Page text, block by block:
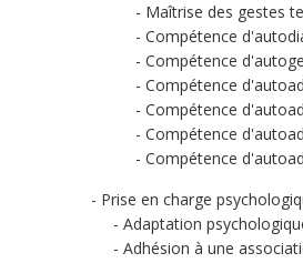
Maîtrise des gestes
Compétence
Compétence
Compétence
Compétence
Compétence
Compétence
Prise en charge
Adaptation
Adhésion à une